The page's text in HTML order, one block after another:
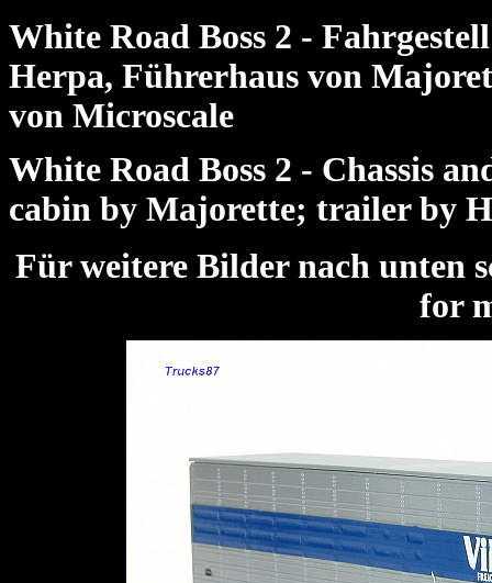
White Road Boss 2 -
Herpa, Führerhaus von
von Microscale
White Road Boss 2 - Chassis
cabin by Majorette; trailer by
Für weitere Bilder nach
for